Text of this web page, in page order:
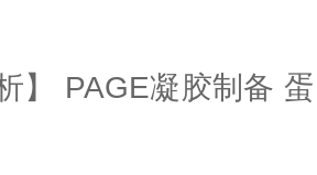
】 PAGE凝胶制备